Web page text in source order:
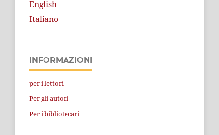
English
Italiano
INFORMAZIONI
per i lettori
Per gli autori
Per i bibliotecari